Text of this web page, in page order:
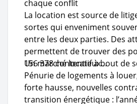
chaque conflit
La location est source de
sortes qui enveniment
entre les deux parties. Des
permettent de trouver des
156 378 contentieux…
Un marché locatif à bout de
Pénurie de logements à
forte hausse, nouvelles
transition énergétique :